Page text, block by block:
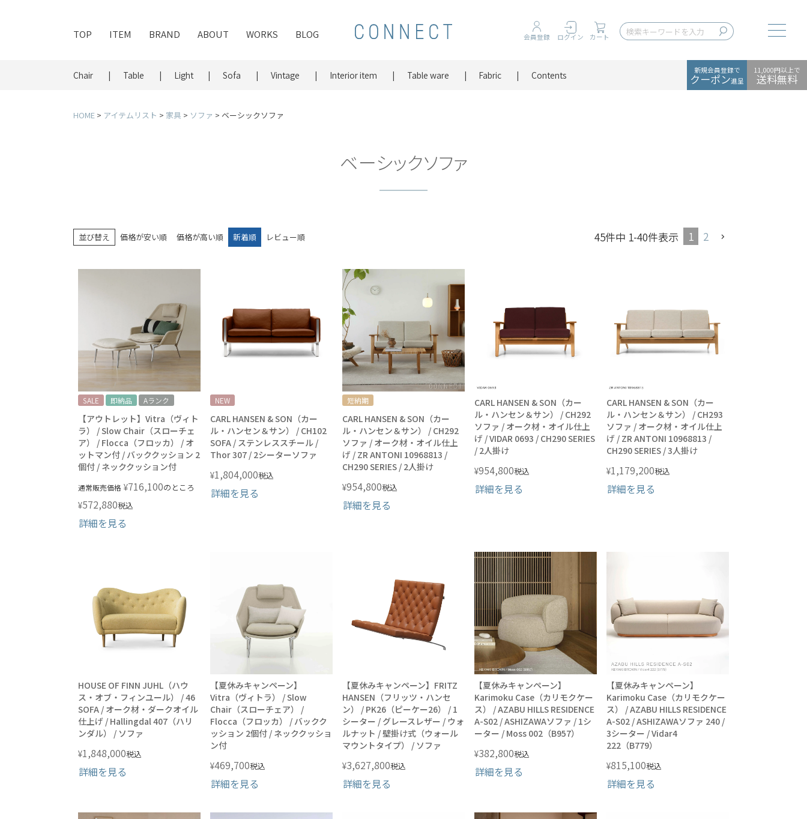
TOP ITEM BRAND ABOUT WORKS BLOG 会員登録 ログイン カート
Chair Table Light Sofa Vintage Interior item Table ware Fabric Contents 新規会員登録で
クーポン進呈
11,000円以上で
送料無料
HOME アイテムリスト 家具 ソファ ベーシックソファ
ベーシックソファ
並び替え 価格が安い順 価格が高い順 新着順 レビュー順 45件中 1-40件表示 1 2
SALE 即納品 Aランク
【アウトレット】Vitra（ヴィト
ラ） / Slow Chair（スローチェ
ア） / Flocca（フロッカ） / オ
ットマン付 / バッククッション 2
個付 / ネッククッション付
通常販売価格 ¥716,100のところ
¥572,880税込
詳細を見る
NEW
CARL HANSEN & SON（カー
ル・ハンセン＆サン） / CH102
SOFA / ステンレススチール /
Thor 307 / 2シーターソファ
¥1,804,000税込
詳細を見る
短納期
CARL HANSEN & SON（カー
ル・ハンセン＆サン） / CH292
ソファ / オーク材・オイル仕上
げ / ZR ANTONI 10968813 /
CH290 SERIES / 2人掛け
¥954,800税込
詳細を見る
CARL HANSEN & SON（カー
ル・ハンセン＆サン） / CH292
ソファ / オーク材・オイル仕上
げ / VIDAR 0693 / CH290 SERIES
/ 2人掛け
¥954,800税込
詳細を見る
CARL HANSEN & SON（カー
ル・ハンセン＆サン） / CH293
ソファ / オーク材・オイル仕上
げ / ZR ANTONI 10968813 /
CH290 SERIES / 3人掛け
¥1,179,200税込
詳細を見る
HOUSE OF FINN JUHL（ハウ
ス・オブ・フィンユール） / 46
SOFA / オーク材・ダークオイル
仕上げ / Hallingdal 407（ハリ
ンダル） / ソファ
¥1,848,000税込
詳細を見る
【夏休みキャンペーン】
Vitra（ヴィトラ） / Slow
Chair（スローチェア） /
Flocca（フロッカ） / バックク
ッション 2個付 / ネッククッショ
ン付
¥469,700税込
詳細を見る
【夏休みキャンペーン】FRITZ
HANSEN（フリッツ・ハンセ
ン） / PK26（ピーケー26） / 1
シーター / グレースレザー / ウォ
ルナット / 壁掛け式（ウォール
マウントタイプ） / ソファ
¥3,627,800税込
詳細を見る
【夏休みキャンペーン】
Karimoku Case（カリモクケー
ス） / AZABU HILLS RESIDENCE
A-S02 / ASHIZAWAソファ / 1シ
ーター / Moss 002（B957）
¥382,800税込
詳細を見る
【夏休みキャンペーン】
Karimoku Case（カリモクケー
ス） / AZABU HILLS RESIDENCE
A-S02 / ASHIZAWAソファ 240 /
3シーター / Vidar4
222（B779）
¥815,100税込
詳細を見る